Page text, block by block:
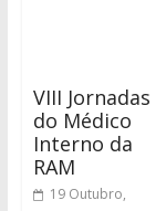
VIII Jornadas
do Médico
Interno da
RAM
19 Outubro,